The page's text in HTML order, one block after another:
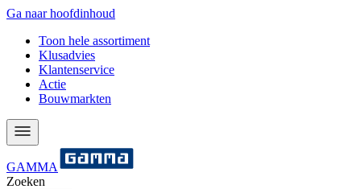
Ga naar hoofdinhoud
Toon hele assortiment
Klusadvies
Klantenservice
Actie
Bouwmarkten
GAMMA
Zoeken